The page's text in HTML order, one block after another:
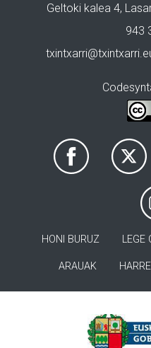
Geltoki kalea 4,
943
HONI BURUZ LEGE
ARAUAK